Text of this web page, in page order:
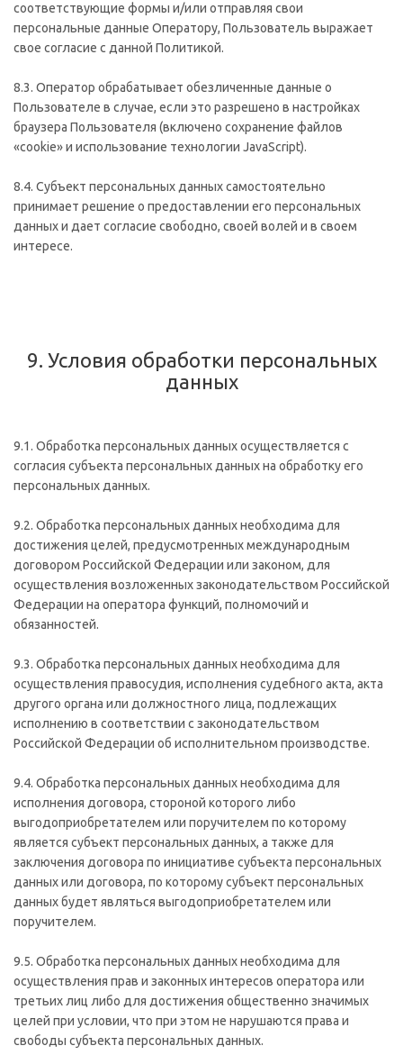
соответствующие формы и/или отправляя свои
персональные данные Оператору, Пользователь выражает
свое согласие с данной Политикой.
8.3. Оператор обрабатывает обезличенные данные о
Пользователе в случае, если это разрешено в настройках
браузера Пользователя (включено сохранение файлов
«cookie» и использование технологии JavaScript).
8.4. Субъект персональных данных самостоятельно
принимает решение о предоставлении его персональных
данных и дает согласие свободно, своей волей и в своем
интересе.
9. Условия обработки персональных
данных
9.1. Обработка персональных данных осуществляется с
согласия субъекта персональных данных на обработку его
персональных данных.
9.2. Обработка персональных данных необходима для
достижения целей, предусмотренных международным
договором Российской Федерации или законом, для
осуществления возложенных законодательством Российской
Федерации на оператора функций, полномочий и
обязанностей.
9.3. Обработка персональных данных необходима для
осуществления правосудия, исполнения судебного акта, акта
другого органа или должностного лица, подлежащих
исполнению в соответствии с законодательством
Российской Федерации об исполнительном производстве.
9.4. Обработка персональных данных необходима для
исполнения договора, стороной которого либо
выгодоприобретателем или поручителем по которому
является субъект персональных данных, а также для
заключения договора по инициативе субъекта персональных
данных или договора, по которому субъект персональных
данных будет являться выгодоприобретателем или
поручителем.
9.5. Обработка персональных данных необходима для
осуществления прав и законных интересов оператора или
третьих лиц либо для достижения общественно значимых
целей при условии, что при этом не нарушаются права и
свободы субъекта персональных данных.